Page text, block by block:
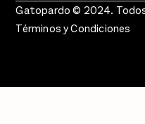
Gatopardo © 2024.
Términos y Condiciones